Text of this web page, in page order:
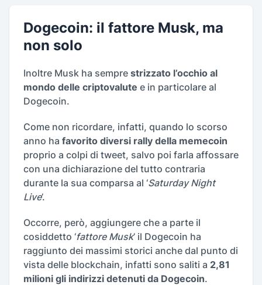
Dogecoin: il fattore Musk, ma
non solo
Inoltre Musk ha sempre strizzato l’occhio al
mondo delle criptovalute e in particolare al
Dogecoin.
Come non ricordare, infatti, quando lo scorso
anno ha favorito diversi rally della memecoin
proprio a colpi di tweet, salvo poi farla affossare
con una dichiarazione del tutto contraria
durante la sua comparsa al ‘Saturday Night
Live’.
Occorre, però, aggiungere che a parte il
cosiddetto ‘fattore Musk’ il Dogecoin ha
raggiunto dei massimi storici anche dal punto di
vista delle blockchain, infatti sono saliti a 2,81
milioni gli indirizzi detenuti da Dogecoin.